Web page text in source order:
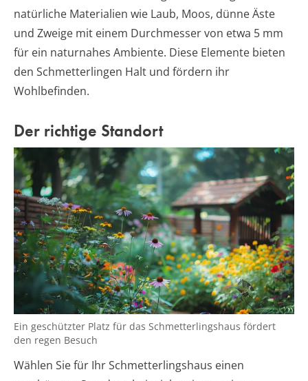
natürliche Materialien wie Laub, Moos, dünne Äste
und Zweige mit einem Durchmesser von etwa 5 mm
für ein naturnahes Ambiente. Diese Elemente bieten
den Schmetterlingen Halt und fördern ihr
Wohlbefinden.
Der richtige Standort
Ein geschützter Platz für das Schmetterlingshaus fördert
den regen Besuch
Wählen Sie für Ihr Schmetterlingshaus einen